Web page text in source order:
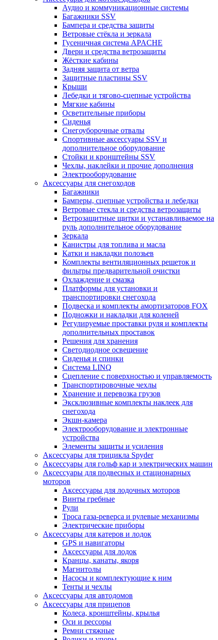
Аудио и коммуникационные системы
Багажники SSV
Бампера и средства защиты
Ветровые стёкла и зеркала
Гусеничная система APACHE
Двери и средства ветрозащиты
Жёсткие кабины
Задняя защита от ветра
Защитные пластины SSV
Крыши
Лебедки и тягово-сцепные устройства
Мягкие кабины
Осветительные приборы
Сиденья
Снегоуборочные отвалы
Спортивные аксессуары SSV и
дополнительное оборудование
Стойки и кронштейны SSV
Чехлы, наклейки и прочие дополнения
Электрооборудование
Аксессуары для снегоходов
Багажники
Бамперы, сцепные устройства и лебедки
Ветровые стекла и средства ветрозащиты
Ветрозащитные щитки и устанавливаемое на
руль дополнительное оборудование
Зеркала
Канистры для топлива и масла
Катки и накладки полозьев
Комплекты вентиляционных решеток и
фильтры предварительной очистки
Охлаждение и смазка
Платформы для установки и
транспортировки снегохода
Подвеска и комплекты амортизаторов FOX
Подножки и накладки для коленей
Регулируемые проставки руля и комплекты
дополнительных проставок
Решения для хранения
Светодиодное освещение
Сиденья и спинки
Система LINQ
Сцепление с поверхностью и управляемость
Транспортировочные чехлы
Хранение и перевозка грузов
Эксклюзивные комплекты наклеек для
снегохода
Экшн-камера
Электрооборудование и электронные
устройства
Элементы защиты и усиления
Аксессуары для трицикла Spyder
Аксессуары для гольф кар и электрических машин
Аксессуары для подвесных и стационарных
моторов
Аксессуары для лодочных моторов
Винты гребные
Рули
Троса газа-реверса и рулевые механизмы
Электрические приборы
Аксессуары для катеров и лодок
GPS и навигаторы
Аксессуары для лодок
Кранцы, канаты, якоря
Магнитолы
Насосы и комплектующие к ним
Тенты и чехлы
Аксессуары для автодомов
Аксессуары для прицепов
Колеса, кронштейны, крылья
Оси и рессоры
Ремни стяжные